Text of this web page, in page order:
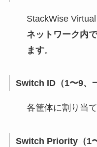
StackWise
ネットワーク内
ます。
Switch ID（1〜9、
各筐体に割り当て
Switch Priority（1